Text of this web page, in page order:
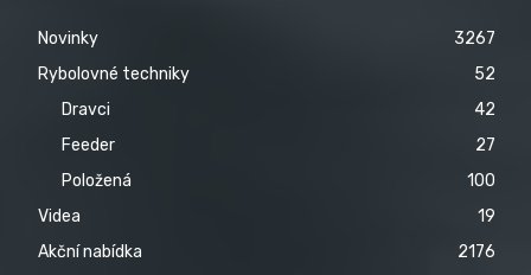
Novinky
3267
Rybolovné techniky
52
Dravci
42
Feeder
27
Položená
100
Videa
19
Akční nabídka
2176